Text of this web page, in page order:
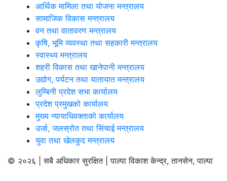
आर्थिक मामिला तथा योजना मन्त्रालय
सामाजिक विकास मन्त्रालय
वन तथा वातावरण मन्त्रालय
कृषि, भूमि व्यवस्था तथा सहकारी मन्त्रालय
स्वास्थ्य मन्त्रालय
शहरी विकास तथा खानेपानी मन्त्रालय
उद्योग, पर्यटन तथा यातायात मन्त्रालय
लुम्बिनी प्रदेश सभा कार्यालय
प्रदेश प्रमुखको कार्यालय
मुख्य न्यायाधिवक्ताको कार्यालय
उर्जा, जलस्रोत तथा सिंचाई मन्त्रालय
युवा तथा खेलकुद मन्त्रालय
© २०२६ | सबै अधिकार सुरक्षित | पाल्पा विकाश केन्द्र, तानसेन, पाल्पा